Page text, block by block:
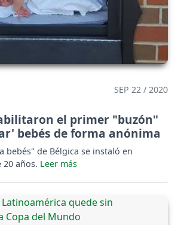
SEP 22 / 2020
el primer "buzón"
bebés de forma anónima
bebés" de Bélgica se instaló en
20 años.